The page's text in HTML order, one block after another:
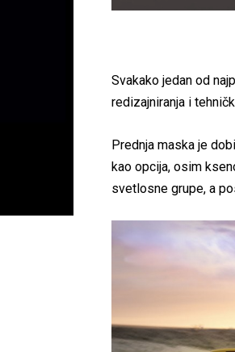
Svakako jedan od
redizajniranja i
Prednja maska je
kao opcija, osim
svetlosne grupe, a